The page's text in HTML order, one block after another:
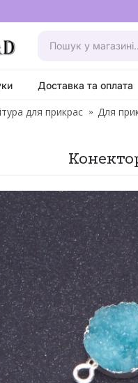
Доставка та оплата
для прикрас Для